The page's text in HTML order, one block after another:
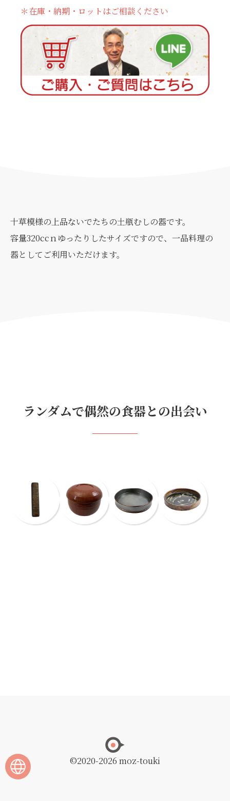
＊在庫・納期・ロットはご相談ください
十草模様の上品ないでたちの土瓶むしの器です。
容量320ccｎゆったりしたサイズですので、一品料理の
器としてご利用いただけます。
ランダムで偶然の食器との出会い
©2020-2026 moz-touki